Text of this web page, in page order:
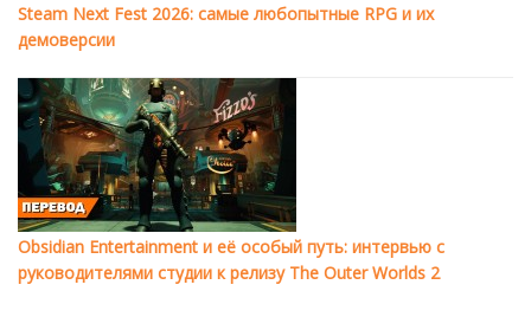
Steam Next Fest 2026: самые любопытные RPG и их
демоверсии
Obsidian Entertainment и её особый путь: интервью с
руководителями студии к релизу The Outer Worlds 2